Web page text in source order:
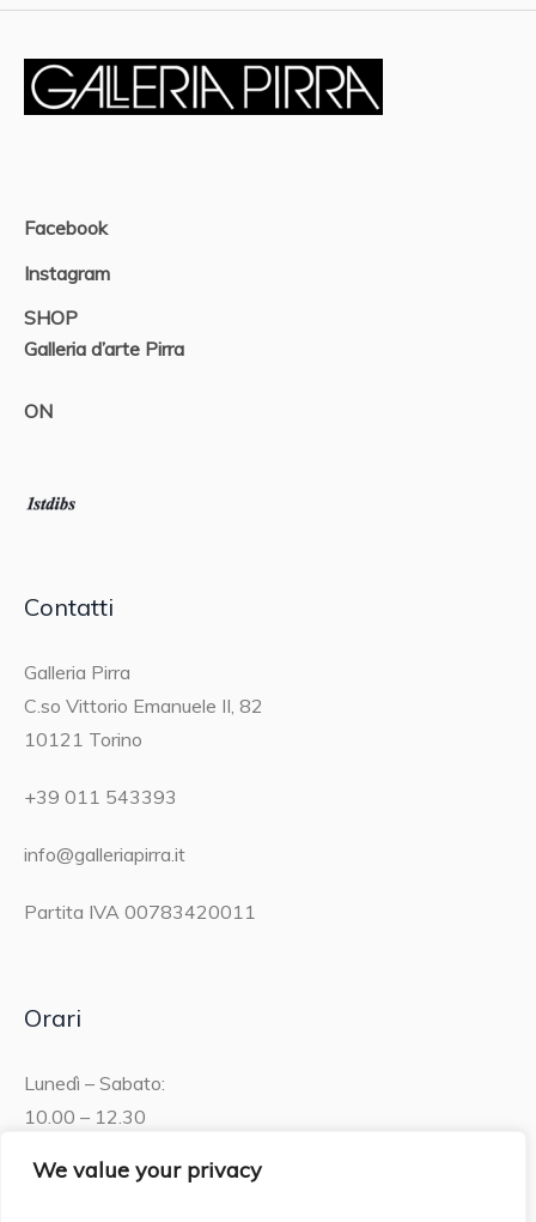
We value your privacy
Facebook
Instagram
SHOP
Galleria d’arte Pirra
ON
Contatti
Galleria Pirra
C.so Vittorio Emanuele II, 82
10121 Torino
+39 011 543393
info@galleriapirra.it
Partita IVA 00783420011
Orari
Lunedì – Sabato:
10.00 – 12.30
15.30 – 19.00